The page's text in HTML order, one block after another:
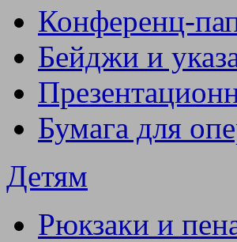
Конференц-
Бейджи и
Бумага для
Детям
Рюкзаки и